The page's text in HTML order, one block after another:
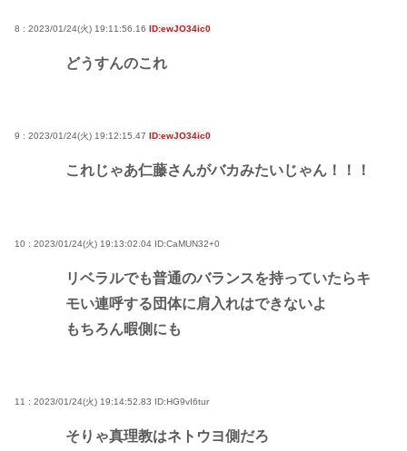
8 : 2023/01/24(火) 19:11:56.16 ID:ewJO34ic0
どうすんのこれ
9 : 2023/01/24(火) 19:12:15.47 ID:ewJO34ic0
これじゃあ仁藤さんがバカみたいじゃん！！！
10 : 2023/01/24(火) 19:13:02.04 ID:CaMUN32+0
リベラルでも普通のバランスを持っていたらキ
モい連呼する団体に肩入れはできないよ
もちろん暇側にも
11 : 2023/01/24(火) 19:14:52.83 ID:HG9vI6tur
そりゃ真理教はネトウヨ側だろ